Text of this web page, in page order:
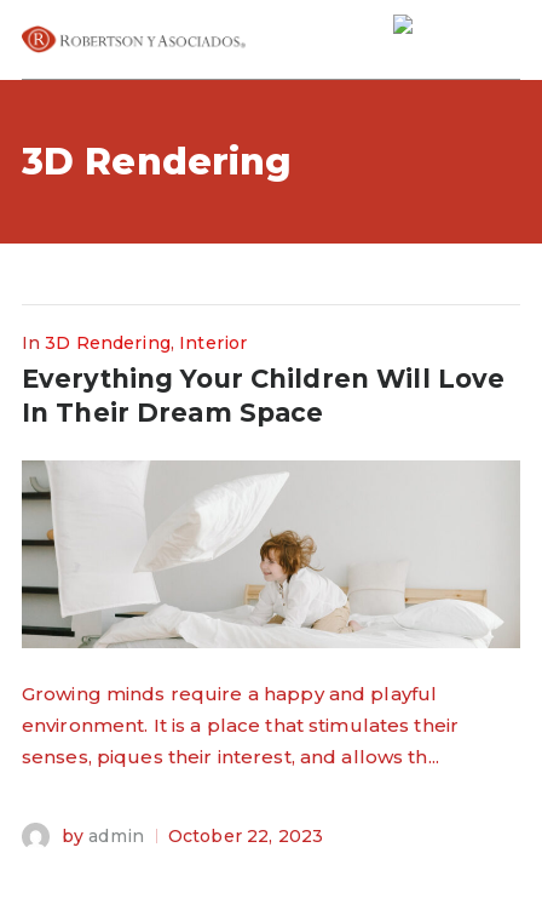
3D Rendering
In 3D Rendering, Interior
Everything Your Children Will Love
In Their Dream Space
Growing minds require a happy and playful
environment. It is a place that stimulates their
senses, piques their interest, and allows th...
by admin October 22, 2023